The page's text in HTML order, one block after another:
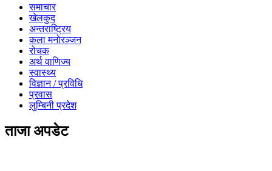
समाचार
खेलकुद
अन्तराष्ट्रिय
कला मनोरञ्जन
रोचक
अर्थ वाणिज्य
स्वास्थ्य
विज्ञान / प्रविधि
प्रवास
लुम्बिनी प्रदेश
ताजा अपडेट